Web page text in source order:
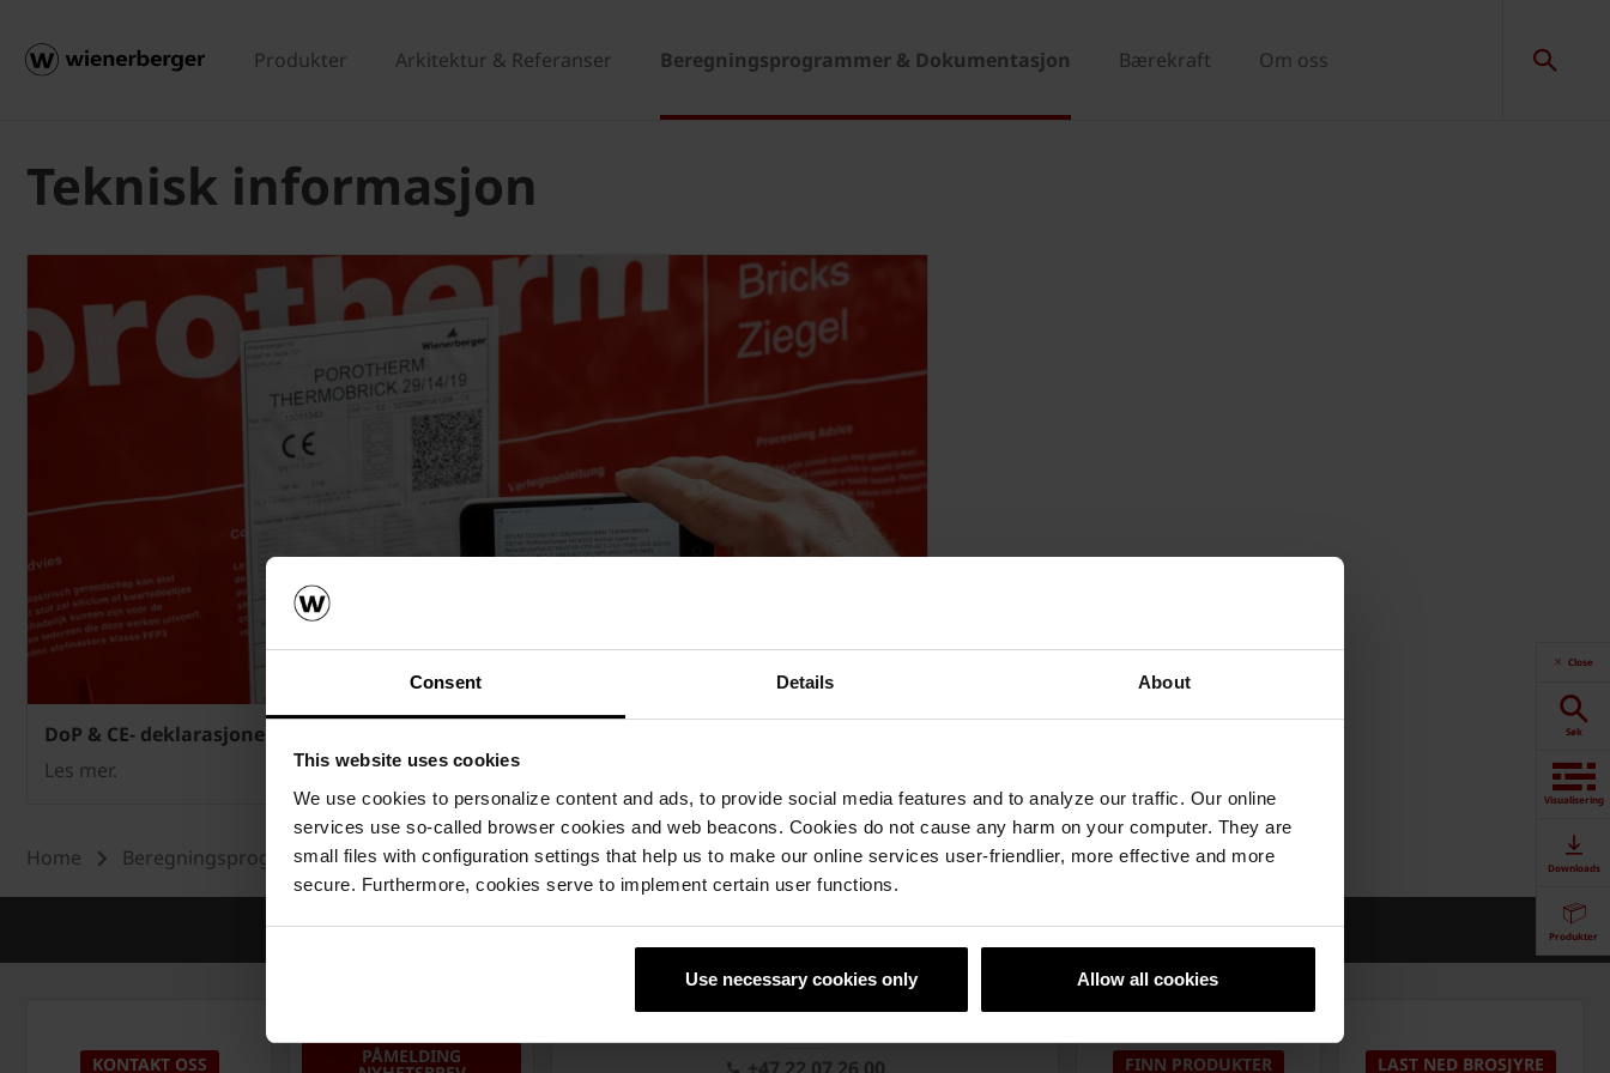
Consent Details About
This website uses cookies
We use cookies to personalize content and ads, to provide social media features and to analyze our traffic. Our online
services use so-called browser cookies and web beacons. Cookies do not cause any harm on your computer. They are
small files with configuration settings that help us to make our online services user-friendlier, more effective and more
secure. Furthermore, cookies serve to implement certain user functions.
Use necessary cookies only Allow all cookies
Produkter Arkitektur & Referanser Beregningsprogrammer & Dokumentasjon Bærekraft Om oss
Teknisk informasjon
DoP & CE- deklarasjoner
Les mer.
Close
Søk
Visualisering
Downloads
Produkter
Home Beregningsprogram & Service Teknisk informasjon
Profesjonell rådgiving Produkter med lang levetid
KONTAKT OSS PÅMELDING FINN PRODUKTER LAST NED BROSJYRE